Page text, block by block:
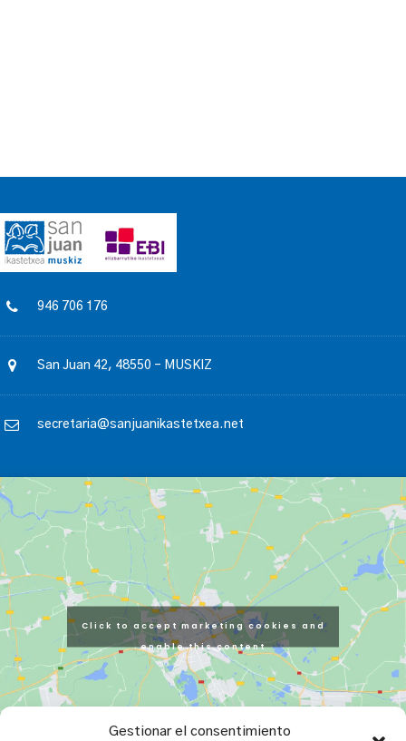
Gestionar el consentimiento
946 706 176
San Juan 42, 48550 – MUSKIZ
secretaria@sanjuanikastetxea.net
Click to accept marketing cookies and
enable this content